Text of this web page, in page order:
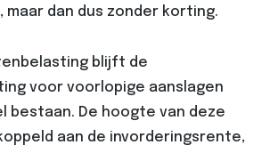
maar dan dus zonder korting.
blijft de
voor voorlopige aanslagen
bestaan. De hoogte van deze
aan de invorderingsrente,